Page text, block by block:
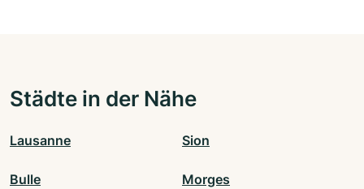
Städte in der Nähe
Lausanne Sion
Bulle Morges